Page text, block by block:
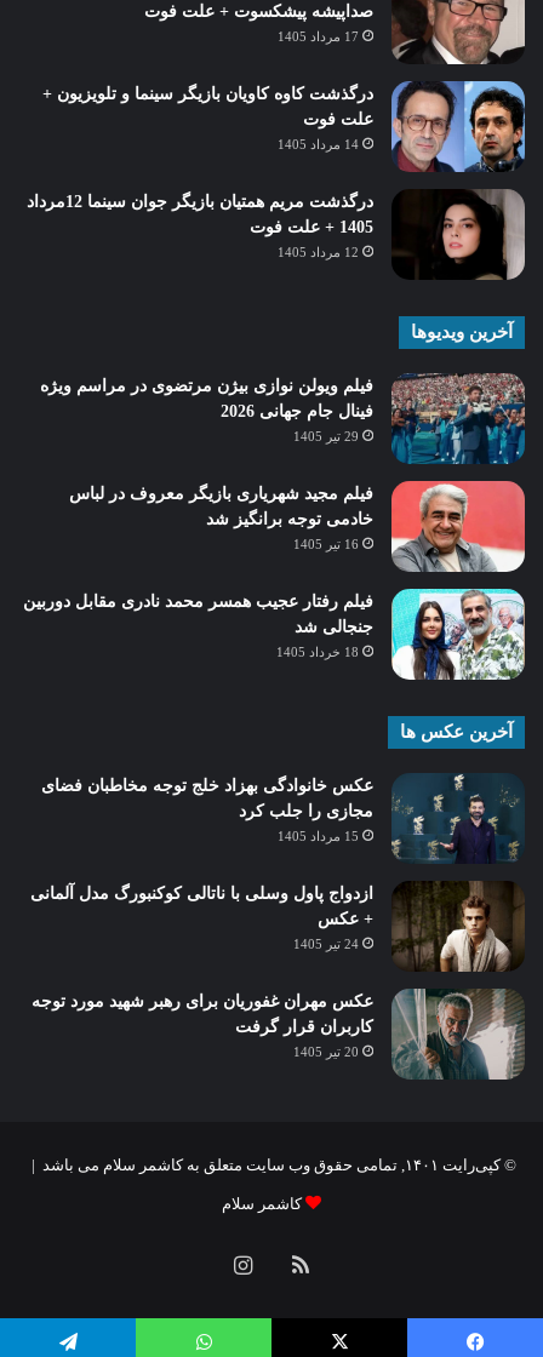
صداپیشه پیشکسوت + علت فوت
17 مرداد 1405
درگذشت کاوه کاویان بازیگر سینما و تلویزیون +
علت فوت
14 مرداد 1405
درگذشت مریم همتیان بازیگر جوان سینما 12مرداد
1405 + علت فوت
12 مرداد 1405
آخرین ویدیوها
فیلم ویولن نوازی بیژن مرتضوی در مراسم ویژه
فینال جام جهانی 2026
29 تیر 1405
فیلم مجید شهریاری بازیگر معروف در لباس
خادمی توجه برانگیز شد
16 تیر 1405
فیلم رفتار عجیب همسر محمد نادری مقابل دوربین
جنجالی شد
18 خرداد 1405
آخرین عکس ها
عکس خانوادگی بهزاد خلج توجه مخاطبان فضای
مجازی را جلب کرد
15 مرداد 1405
ازدواج پاول وسلی با ناتالی کوکنبورگ مدل آلمانی
+ عکس
24 تیر 1405
عکس مهران غفوریان برای رهبر شهید مورد توجه
کاربران قرار گرفت
20 تیر 1405
© کپی‌رایت ۱۴۰۱, تمامی حقوق وب سایت متعلق به کاشمر سلام می باشد |
کاشمر سلام
خوراکاینستاگرام